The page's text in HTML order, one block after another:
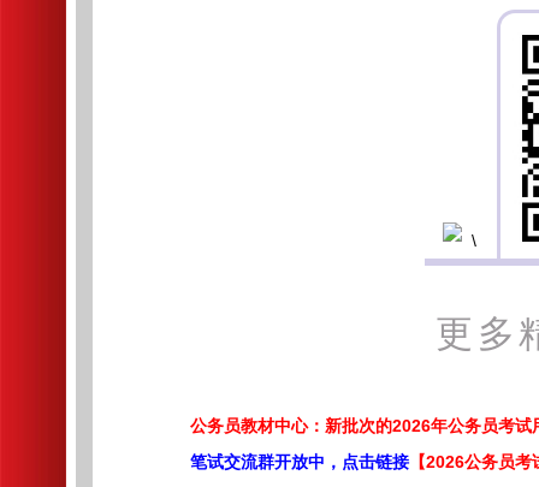
更多
公务员教材中心：新批次的2026年公务员考试
笔试交流群开放中，点击链接 【2026公务员